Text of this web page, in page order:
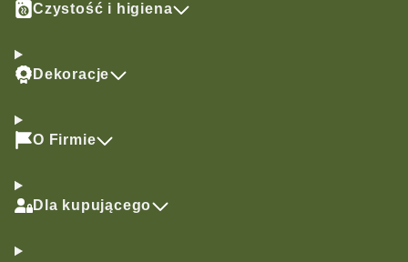
Czystość i higiena
Dekoracje
O Firmie
Dla kupującego